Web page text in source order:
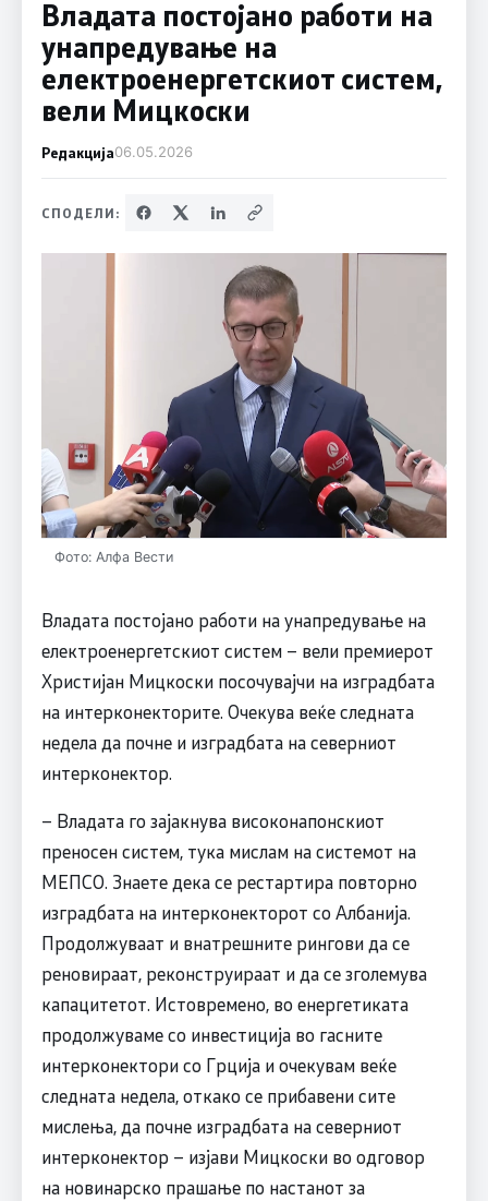
Владата постојано работи на
унапредување на
електроенергетскиот систем,
вели Мицкоски
Редакција06.05.2026
СПОДЕЛИ:
Фото: Алфа Вести
Владата постојано работи на унапредување на
електроенергетскиот систем – вели премиерот
Христијан Мицкоски посочувајчи на изградбата
на интерконекторите. Очекува веќе следната
недела да почне и изградбата на северниот
интерконектор.
– Владата го зајакнува високонапонскиот
преносен систем, тука мислам на системот на
МЕПСО. Знаете дека се рестартира повторно
изградбата на интерконекторот со Албанија.
Продолжуваат и внатрешните рингови да се
реновираат, реконструираат и да се зголемува
капацитетот. ​Истовремено, во енергетиката
продолжуваме со инвестиција во гасните
интерконектори со Грција и очекувам веќе
следната недела, откако се прибавени сите
мислења, да почне изградбата на северниот
интерконектор – изјави Мицкоски во одговор
на новинарско прашање по настанот за